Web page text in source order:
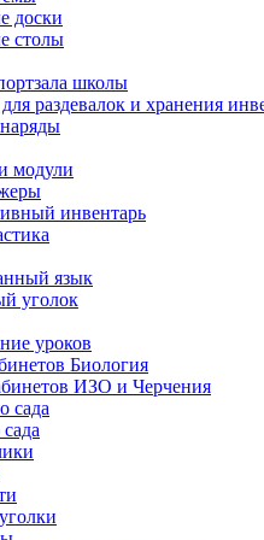
доски
столы
школы
раздевалок и хранения
модули
инвентарь
язык
уголок
уроков
Биология
ИЗО и Черчения
сада